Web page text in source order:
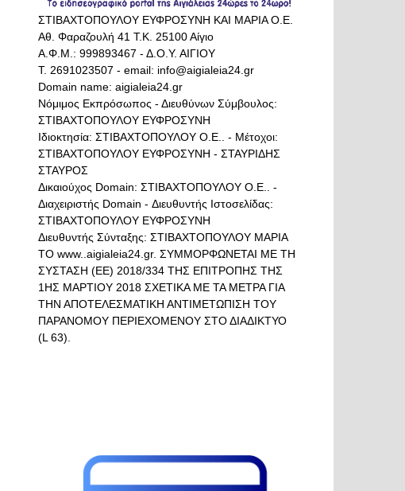
ΣΤΙΒΑΧΤΟΠΟΥΛΟΥ ΕΥΦΡΟΣΥΝΗ ΚΑΙ ΜΑΡΙΑ Ο.Ε.
Αθ. Φαραζουλή 41 Τ.Κ. 25100 Αίγιο
Α.Φ.Μ.: 999893467 - Δ.Ο.Υ. ΑΙΓΙΟΥ
Τ. 2691023507 - email: info@aigialeia24.gr
Domain name: aigialeia24.gr
Νόμιμος Εκπρόσωπος - Διευθύνων Σύμβουλος:
ΣΤΙΒΑΧΤΟΠΟΥΛΟΥ ΕΥΦΡΟΣΥΝΗ
Ιδιοκτησία: ΣΤΙΒΑΧΤΟΠΟΥΛΟΥ Ο.Ε.. - Μέτοχοι:
ΣΤΙΒΑΧΤΟΠΟΥΛΟΥ ΕΥΦΡΟΣΥΝΗ - ΣΤΑΥΡΙΔΗΣ
ΣΤΑΥΡΟΣ
Δικαιούχος Domain: ΣΤΙΒΑΧΤΟΠΟΥΛΟΥ Ο.Ε.. -
Διαχειριστής Domain - Διευθυντής Ιστοσελίδας:
ΣΤΙΒΑΧΤΟΠΟΥΛΟΥ ΕΥΦΡΟΣΥΝΗ
Διευθυντής Σύνταξης: ΣΤΙΒΑΧΤΟΠΟΥΛΟΥ ΜΑΡΙΑ
ΤΟ www..aigialeia24.gr. ΣΥΜΜΟΡΦΩΝΕΤΑΙ ΜΕ ΤΗ
ΣΥΣΤΑΣΗ (ΕΕ) 2018/334 ΤΗΣ ΕΠΙΤΡΟΠΗΣ ΤΗΣ
1ΗΣ ΜΑΡΤΙΟΥ 2018 ΣΧΕΤΙΚΑ ΜΕ ΤΑ ΜΕΤΡΑ ΓΙΑ
ΤΗΝ ΑΠΟΤΕΛΕΣΜΑΤΙΚΗ ΑΝΤΙΜΕΤΩΠΙΣΗ ΤΟΥ
ΠΑΡΑΝΟΜΟΥ ΠΕΡΙΕΧΟΜΕΝΟΥ ΣΤΟ ΔΙΑΔΙΚΤΥΟ
(L 63).